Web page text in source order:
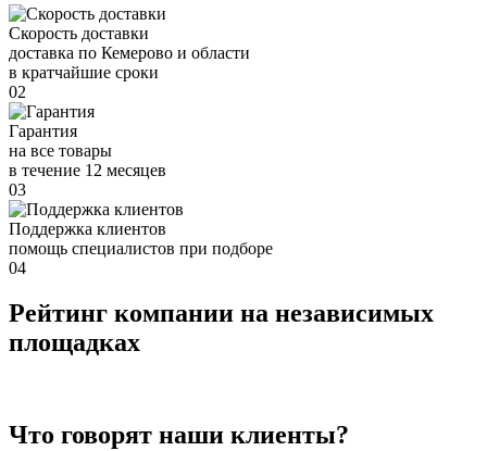
Скорость доставки
доставка по Кемерово и области
в кратчайшие сроки
02
Гарантия
на все товары
в течение 12 месяцев
03
Поддержка клиентов
помощь специалистов при подборе
04
Рейтинг компании на независимых
площадках
Что говорят наши клиенты?